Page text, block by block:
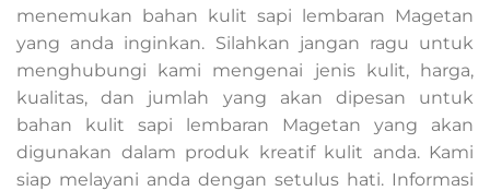
menemukan bahan kulit sapi lembaran Magetan
yang anda inginkan. Silahkan jangan ragu untuk
menghubungi kami mengenai jenis kulit, harga,
kualitas, dan jumlah yang akan dipesan untuk
bahan kulit sapi lembaran Magetan yang akan
digunakan dalam produk kreatif kulit anda. Kami
siap melayani anda dengan setulus hati. Informasi